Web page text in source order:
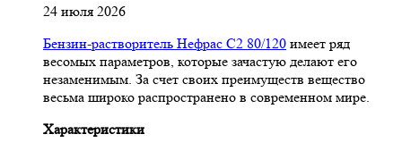
24 июля 2026
Бензин-растворитель Нефрас С2 80/120 имеет ряд
весомых параметров, которые зачастую делают его
незаменимым. За счет своих преимуществ вещество
весьма широко распространено в современном мире.
Характеристики